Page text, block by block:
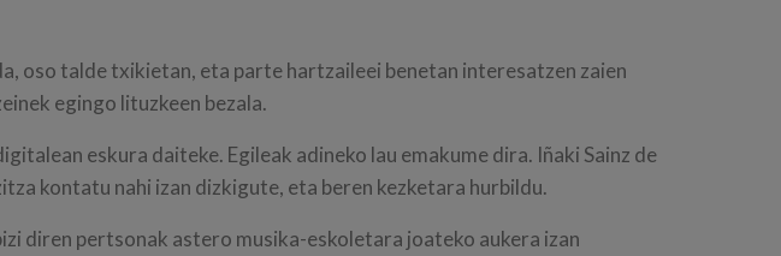
oso talde txikietan, eta parte hartzaileei benetan interesatzen zaien
egingo lituzkeen bezala.
eskura daiteke. Egileak adineko lau emakume dira. Iñaki Sainz de
kontatu nahi izan dizkigute, eta beren kezketara hurbildu.
diren pertsonak astero musika-eskoletara joateko aukera izan